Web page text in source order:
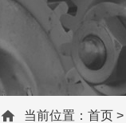
当前位置： 首页 >